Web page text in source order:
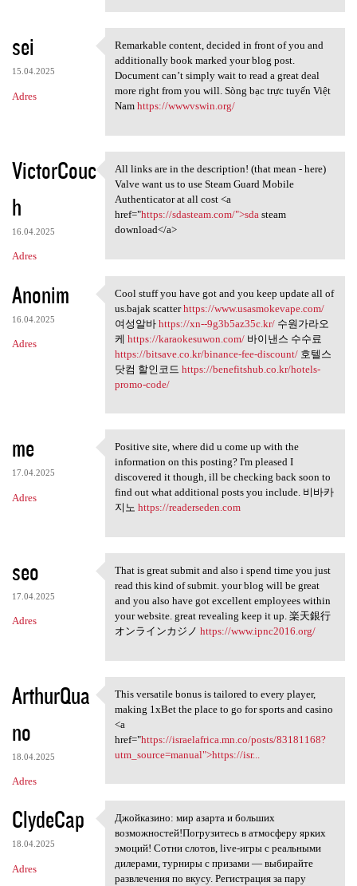
sei
15.04.2025
Adres
Remarkable content, decided
Remarkable content, decided in front of you and
additionally book marked your blog post.
Document can’t simply wait to read a great deal
more right from you will. Sòng bạc trực tuyến Việt
Nam https://wwwvswin.org/
VictorCouc
h
16.04.2025
Adres
All links are in the
All links are in the description! (that mean - here)
Valve want us to use Steam Guard Mobile
Authenticator at all cost <a
href="https://sdasteam.com/">sda steam
download</a>
Anonim
16.04.2025
Adres
Cool stuff you have got and
Cool stuff you have got and you keep update all of
us.bajak scatterhttps://www.usasmokevape.com/
여성알바 https://xn--9g3b5az35c.kr/수원가라오
케 https://karaokesuwon.com/바이낸스 수수료
https://bitsave.co.kr/binance-fee-discount/호텔스
닷컴 할인코드 https://benefitshub.co.kr/hotels-
promo-code/
me
17.04.2025
Adres
Positive site, where did u
Positive site, where did u come up with the
information on this posting? I'm pleased I
discovered it though, ill be checking back soon to
find out what additional posts you include. 비바카
지노 https://readerseden.com
seo
17.04.2025
Adres
That is great submit and also
That is great submit and also i spend time you just
read this kind of submit. your blog will be great
and you also have got excellent employees within
your website. great revealing keep it up. 楽天銀行
オンラインカジノ https://www.ipnc2016.org/
ArthurQua
no
18.04.2025
Adres
This versatile bonus is
This versatile bonus is tailored to every player,
making 1xBet the place to go for sports and casino
<a
href="https://israelafrica.mn.co/posts/83181168?
utm_source=manual">https://isr...
ClydeCap
18.04.2025
Adres
Джойказино: мир азарта и
Джойказино: мир азарта и больших
возможностей!Погрузитесь в атмосферу ярких
эмоций! Сотни слотов, live-игры с реальными
дилерами, турниры с призами — выбирайте
развлечения по вкусу. Регистрация за пару